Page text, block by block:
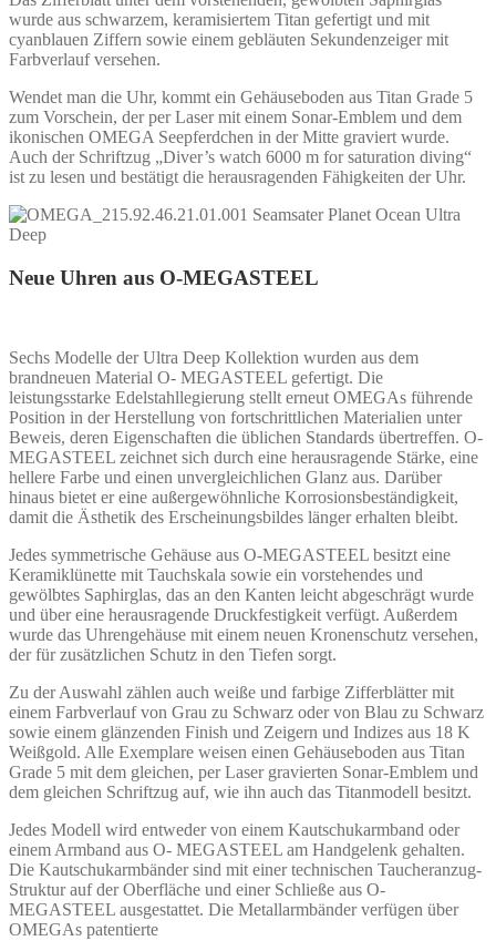
wurde aus schwarzem, keramisiertem Titan gefertigt und mit
cyanblauen Ziffern sowie einem gebläuten Sekundenzeiger mit
Farbverlauf versehen.
Wendet man die Uhr, kommt ein Gehäuseboden aus Titan Grade 5
zum Vorschein, der per Laser mit einem Sonar-Emblem und dem
ikonischen OMEGA Seepferdchen in der Mitte graviert wurde.
Auch der Schriftzug „Diver’s watch 6000 m for saturation diving“
ist zu lesen und bestätigt die herausragenden Fähigkeiten der Uhr.
Neue Uhren aus O-MEGASTEEL
Sechs Modelle der Ultra Deep Kollektion wurden aus dem
brandneuen Material O- MEGASTEEL gefertigt. Die
leistungsstarke Edelstahllegierung stellt erneut OMEGAs führende
Position in der Herstellung von fortschrittlichen Materialien unter
Beweis, deren Eigenschaften die üblichen Standards übertreffen. O-
MEGASTEEL zeichnet sich durch eine herausragende Stärke, eine
hellere Farbe und einen unvergleichlichen Glanz aus. Darüber
hinaus bietet er eine außergewöhnliche Korrosionsbeständigkeit,
damit die Ästhetik des Erscheinungsbildes länger erhalten bleibt.
Jedes symmetrische Gehäuse aus O-MEGASTEEL besitzt eine
Keramiklünette mit Tauchskala sowie ein vorstehendes und
gewölbtes Saphirglas, das an den Kanten leicht abgeschrägt wurde
und über eine herausragende Druckfestigkeit verfügt. Außerdem
wurde das Uhrengehäuse mit einem neuen Kronenschutz versehen,
der für zusätzlichen Schutz in den Tiefen sorgt.
Zu der Auswahl zählen auch weiße und farbige Zifferblätter mit
einem Farbverlauf von Grau zu Schwarz oder von Blau zu Schwarz
sowie einem glänzenden Finish und Zeigern und Indizes aus 18 K
Weißgold. Alle Exemplare weisen einen Gehäuseboden aus Titan
Grade 5 mit dem gleichen, per Laser gravierten Sonar-Emblem und
dem gleichen Schriftzug auf, wie ihn auch das Titanmodell besitzt.
Jedes Modell wird entweder von einem Kautschukarmband oder
einem Armband aus O- MEGASTEEL am Handgelenk gehalten.
Die Kautschukarmbänder sind mit einer technischen Taucheranzug-
Struktur auf der Oberfläche und einer Schließe aus O-
MEGASTEEL ausgestattet. Die Metallarmbänder verfügen über
OMEGAs patentierte